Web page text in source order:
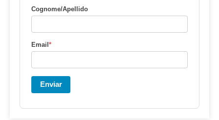
Cognome/Apellido
Email*
Enviar